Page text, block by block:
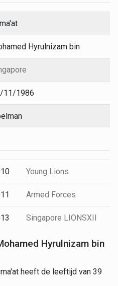
Hyrulnizam bin
11/1986
Young Lions
Armed Forces
Singapore LIONSXII
Hyrulnizam bin
heeft de leeftijd van 39